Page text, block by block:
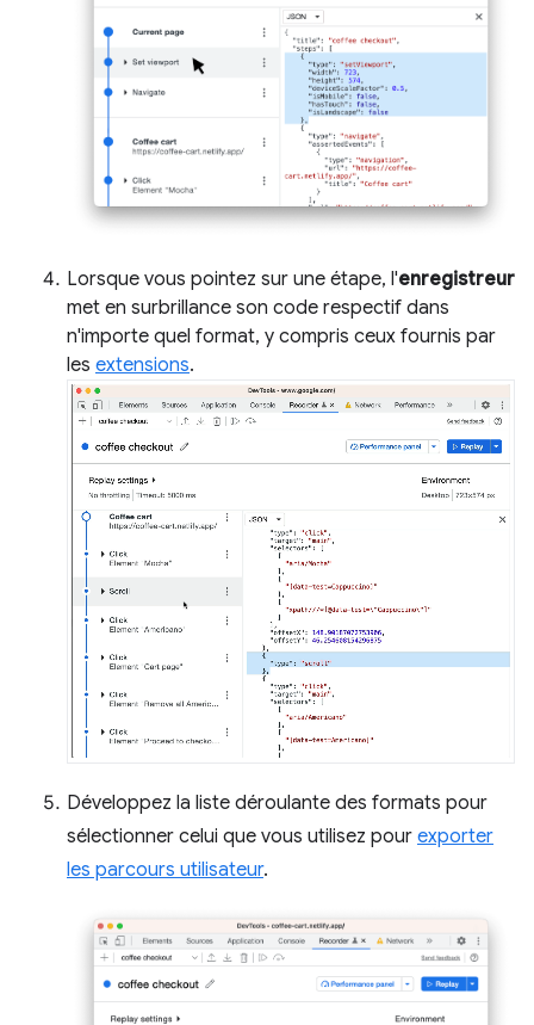
Lorsque vous pointez sur une étape, l'enregistreur
met en surbrillance son code respectif dans
n'importe quel format, y compris ceux fournis par
les extensions.
Développez la liste déroulante des formats pour
sélectionner celui que vous utilisez pour exporter
les parcours utilisateur.